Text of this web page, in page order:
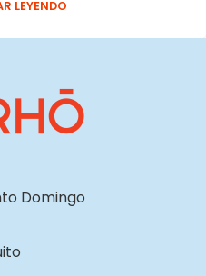
LEYENDO
Domingo